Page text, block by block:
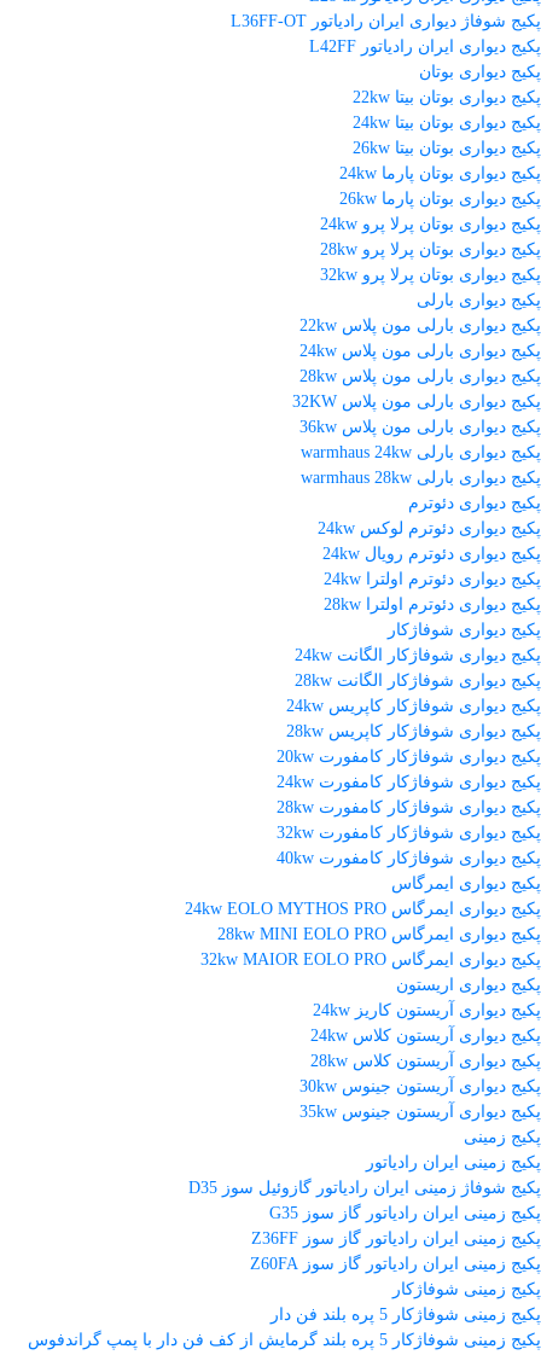
پکیج شوفاژ دیواری ایران رادیاتور L36FF-OT
پکیج دیواری ایران رادیاتور L42FF
پکیج دیواری بوتان
پکیج دیواری بوتان بیتا 22kw
پکیج دیواری بوتان بیتا 24kw
پکیج دیواری بوتان بیتا 26kw
پکیج دیواری بوتان پارما 24kw
پکیج دیواری بوتان پارما 26kw
پکیج دیواری بوتان پرلا پرو 24kw
پکیج دیواری بوتان پرلا پرو 28kw
پکیج دیواری بوتان پرلا پرو 32kw
پکیج دیواری بارلی
پکیج دیواری بارلی مون پلاس 22kw
پکیج دیواری بارلی مون پلاس 24kw
پکیج دیواری بارلی مون پلاس 28kw
پکیج دیواری بارلی مون پلاس 32KW
پکیج دیواری بارلی مون پلاس 36kw
پکیج دیواری بارلی warmhaus 24kw
پکیج دیواری بارلی warmhaus 28kw
پکیج دیواری دئوترم
پکیج دیواری دئوترم لوکس 24kw
پکیج دیواری دئوترم رویال 24kw
پکیج دیواری دئوترم اولترا 24kw
پکیج دیواری دئوترم اولترا 28kw
پکیج دیواری شوفاژکار
پکیج دیواری شوفاژکار الگانت 24kw
پکیج دیواری شوفاژکار الگانت 28kw
پکیج دیواری شوفاژکار کاپریس 24kw
پکیج دیواری شوفاژکار کاپریس 28kw
پکیج دیواری شوفاژکار کامفورت 20kw
پکیج دیواری شوفاژکار کامفورت 24kw
پکیج دیواری شوفاژکار کامفورت 28kw
پکیج دیواری شوفاژکار کامفورت 32kw
پکیج دیواری شوفاژکار کامفورت 40kw
پکیج دیواری ایمرگاس
پکیج دیواری ایمرگاس 24kw EOLO MYTHOS PRO
پکیج دیواری ایمرگاس 28kw MINI EOLO PRO
پکیج دیواری ایمرگاس 32kw MAIOR EOLO PRO
پکیج دیواری اریستون
پکیج دیواری آریستون کاریز 24kw
پکیج دیواری آریستون کلاس 24kw
پکیج دیواری آریستون کلاس 28kw
پکیج دیواری آریستون جینوس 30kw
پکیج دیواری آریستون جینوس 35kw
پکیج زمینی
پکیج زمینی ایران رادیاتور
پکیج شوفاژ زمینی ایران رادیاتور گازوئیل سوز D35
پکیج زمینی ایران رادیاتور گاز سوز G35
پکیج زمینی ایران رادیاتور گاز سوز Z36FF
پکیج زمینی ایران رادیاتور گاز سوز Z60FA
پکیج زمینی شوفاژکار
پکیج زمینی شوفاژکار 5 پره بلند فن دار
پکیج زمینی شوفاژکار 5 پره بلند گرمایش از کف فن دار با پمپ گراندفوس